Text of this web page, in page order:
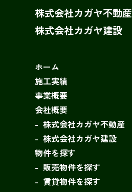
株式会社カガヤ不動産
株式会社カガヤ建設
ホーム
施工実績
事業概要
会社概要
株式会社カガヤ不動産
株式会社カガヤ建設
物件を探す
販売物件を探す
賃貸物件を探す